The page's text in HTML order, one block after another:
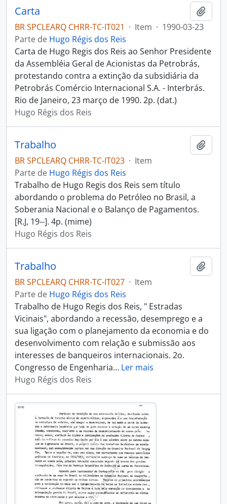
Carta
BR SPCLEARQ CHRR-TC-IT021 · Item · 1990-03-23
Parte de Hugo Régis dos Reis
Carta de Hugo Regis dos Reis ao Senhor Presidente
da Assembléia Geral de Acionistas da Petrobrás,
protestando contra a extinção da subsidiária da
Petrobrás Comércio Internacional S.A. - Interbrás.
Rio de Janeiro, 23 março de 1990. 2p. (dat.)
Hugo Régis dos Reis
Trabalho
BR SPCLEARQ CHRR-TC-IT023 · Item
Parte de Hugo Régis dos Reis
Trabalho de Hugo Regis dos Reis sem título
abordando o problema do Petróleo no Brasil, a
Soberania Nacional e o Balanço de Pagamentos.
[R.J, 19--]. 4p. (mime)
Hugo Régis dos Reis
Trabalho
BR SPCLEARQ CHRR-TC-IT027 · Item
Parte de Hugo Régis dos Reis
Trabalho de Hugo Regis dos Reis, " Estradas
Vicinais", abordando a recessão, desemprego e a
sua ligação com o planejamento da economia e do
desenvolvimento com relação e submissão aos
interesses de banqueiros internacionais. 2o.
Congresso de Engenharia… Ler mais
Hugo Régis dos Reis